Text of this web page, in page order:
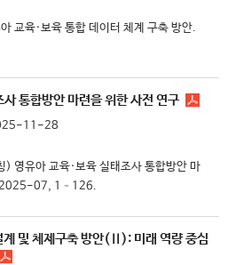
육·보육 통합 데이터 체계 구축 방안.
통합방안 마련을 위한 사전 연구
11-28
유아 교육·보육 실태조사 통합방안 마
2025-07, 1–126.
계 및 체제구축 방안(Ⅱ): 미래 역량 중심